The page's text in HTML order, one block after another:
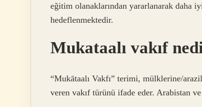
eğitim olanaklarından yararlanarak daha
hedeflenmektedir.
Mukataalı vakıf
“Mukātaalı Vakfı” terimi, mülklerine/
veren vakıf türünü ifade eder. Arabistan